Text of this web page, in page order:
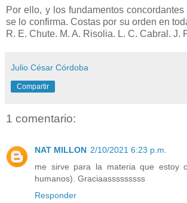
Por ello, y los fundamentos
se lo confirma. Costas por su orden en
R. E. Chute. M. A. Risolia. L. C. Cabral. J.
Julio César Córdoba
Compartir
1 comentario:
NAT MILLON 2/10/2021 6:23 p.m.
me sirve para la materia que estoy
humanos). Graciaasssssssss
Responder